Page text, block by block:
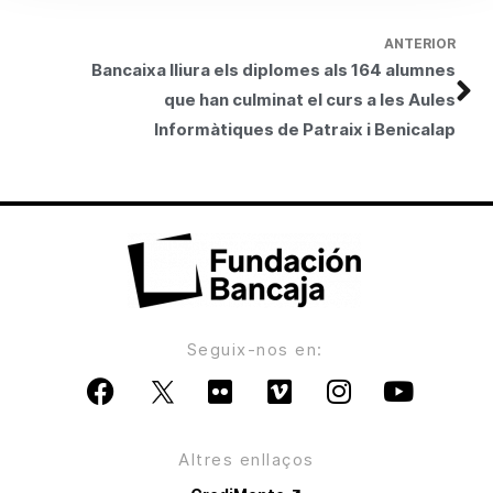
ANTERIOR
Bancaixa lliura els diplomes als 164 alumnes
que han culminat el curs a les Aules
Informàtiques de Patraix i Benicalap
Seguix-nos en:
Altres enllaços